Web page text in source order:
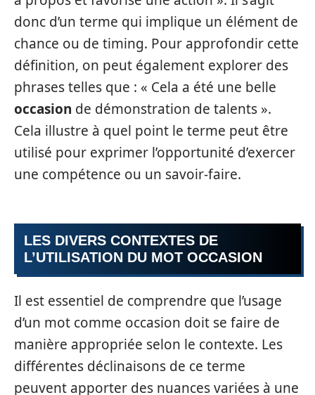
donc d’un terme qui implique un élément de
chance ou de timing. Pour approfondir cette
définition, on peut également explorer des
phrases telles que : « Cela a été une belle
occasion de démonstration de talents ».
Cela illustre à quel point le terme peut être
utilisé pour exprimer l’opportunité d’exercer
une compétence ou un savoir-faire.
LES DIVERS CONTEXTES DE
L’UTILISATION DU MOT OCCASION
Il est essentiel de comprendre que l’usage
d’un mot comme occasion doit se faire de
manière appropriée selon le contexte. Les
différentes déclinaisons de ce terme
peuvent apporter des nuances variées à une